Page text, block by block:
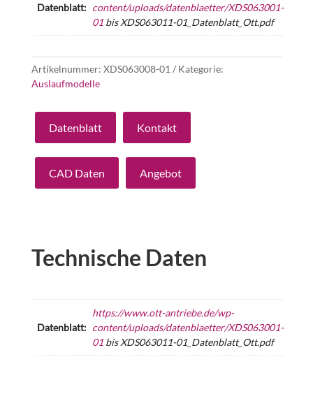
Datenblatt: content/uploads/datenblaetter/XDS063001-
01bis XDS063011-01_Datenblatt_Ott.pdf
Artikelnummer: XDS063008-01
Kategorie:
Auslaufmodelle
Datenblatt Kontakt
CAD Daten Angebot
Technische Daten
Datenblatt:
https://www.ott-antriebe.de/wp-
content/uploads/datenblaetter/XDS063001-
01bis XDS063011-01_Datenblatt_Ott.pdf